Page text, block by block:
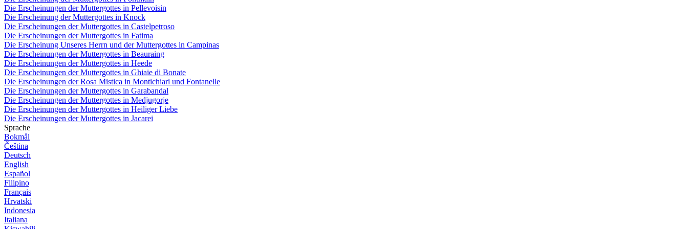
Die Erscheinungen der Muttergottes in Pellevoisin
Die Erscheinung der Muttergottes in Knock
Die Erscheinungen der Muttergottes in Castelpetroso
Die Erscheinungen der Muttergottes in Fatima
Die Erscheinung Unseres Herrn und der Muttergottes in Campinas
Die Erscheinungen der Muttergottes in Beauraing
Die Erscheinungen der Muttergottes in Heede
Die Erscheinungen der Muttergottes in Ghiaie di Bonate
Die Erscheinungen der Rosa Mistica in Montichiari und Fontanelle
Die Erscheinungen der Muttergottes in Garabandal
Die Erscheinungen der Muttergottes in Medjugorje
Die Erscheinungen der Muttergottes in Heiliger Liebe
Die Erscheinungen der Muttergottes in Jacarei
Sprache
Bokmål
Čeština
Deutsch
English
Español
Filipino
Français
Hrvatski
Indonesia
Italiana